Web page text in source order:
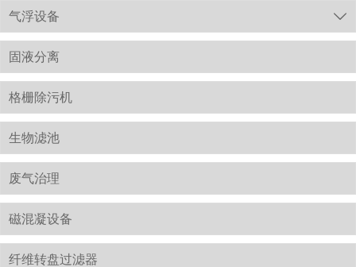
气浮设备 
固液分离
格栅除污机
生物滤池
废气治理
磁混凝设备
纤维转盘过滤器